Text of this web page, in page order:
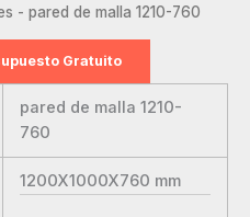
- pared de malla 1210-760
Gratuito
pared de malla 1210-
760
1200X1000X760 mm